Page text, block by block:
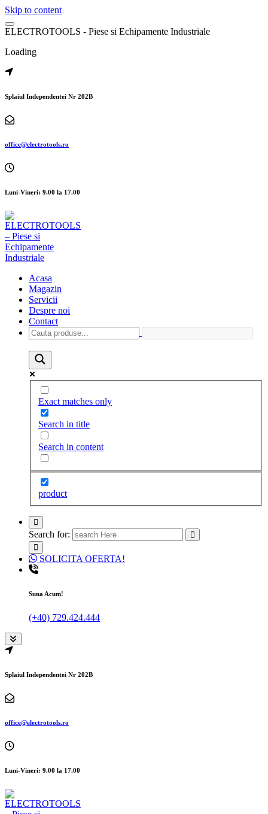
Skip to content
ELECTROTOOLS - Piese si Echipamente Industriale
Loading
Splaiul Independentei Nr 202B
office@electrotools.ro
Luni-Vineri: 9.00 la 17.00
Acasa
Magazin
Servicii
Despre noi
Contact
Exact matches only
Search in title
Search in content
product
Search for:
SOLICITA OFERTA!
Suna Acum!
(+40) 729.424.444
Splaiul Independentei Nr 202B
office@electrotools.ro
Luni-Vineri: 9.00 la 17.00